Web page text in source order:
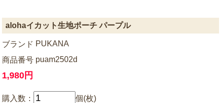
alohaイカット生地ポーチ パープル
ブランド PUKANA
商品番号 puam2502d
1,980円
購入数： 個(枚)